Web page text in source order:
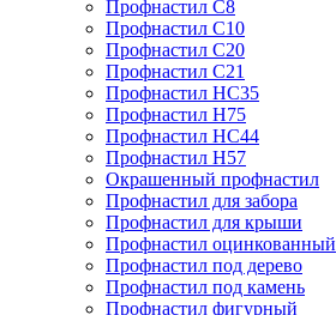
Профнастил С8
Профнастил С10
Профнастил С20
Профнастил С21
Профнастил НС35
Профнастил Н75
Профнастил HC44
Профнастил Н57
Окрашенный профнастил
Профнастил для забора
Профнастил для крыши
Профнастил оцинкованный
Профнастил под дерево
Профнастил под камень
Профнастил фигурный